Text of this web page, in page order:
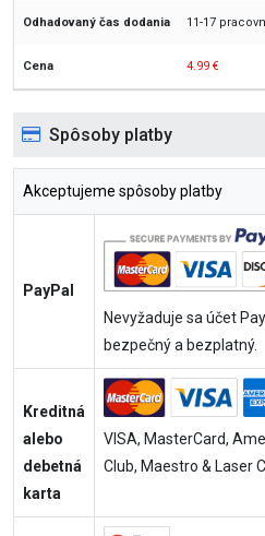
11-17
4.99 €
Spôsoby platby
Akceptujeme spôsoby platby
PayPal
Nevyžaduje sa účet
bezpečný a bezplatný.
Kreditná
alebo
debetná
karta
VISA, MasterCard,
Club, Maestro & Laser